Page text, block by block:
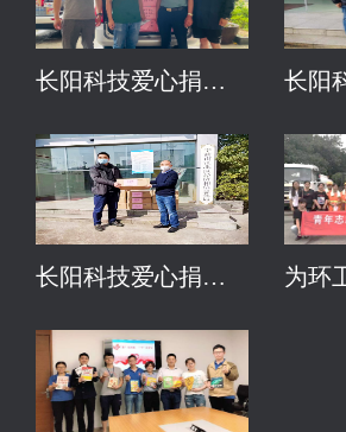
长阳科技爱心捐赠抗台救灾物资
长阳科技爱心捐赠2万个口罩 为环